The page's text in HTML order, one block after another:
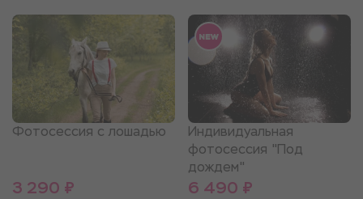
Фотосессия с лошадью
3 290 ₽
Индивидуальная
фотосессия "Под
дождем"
6 490 ₽